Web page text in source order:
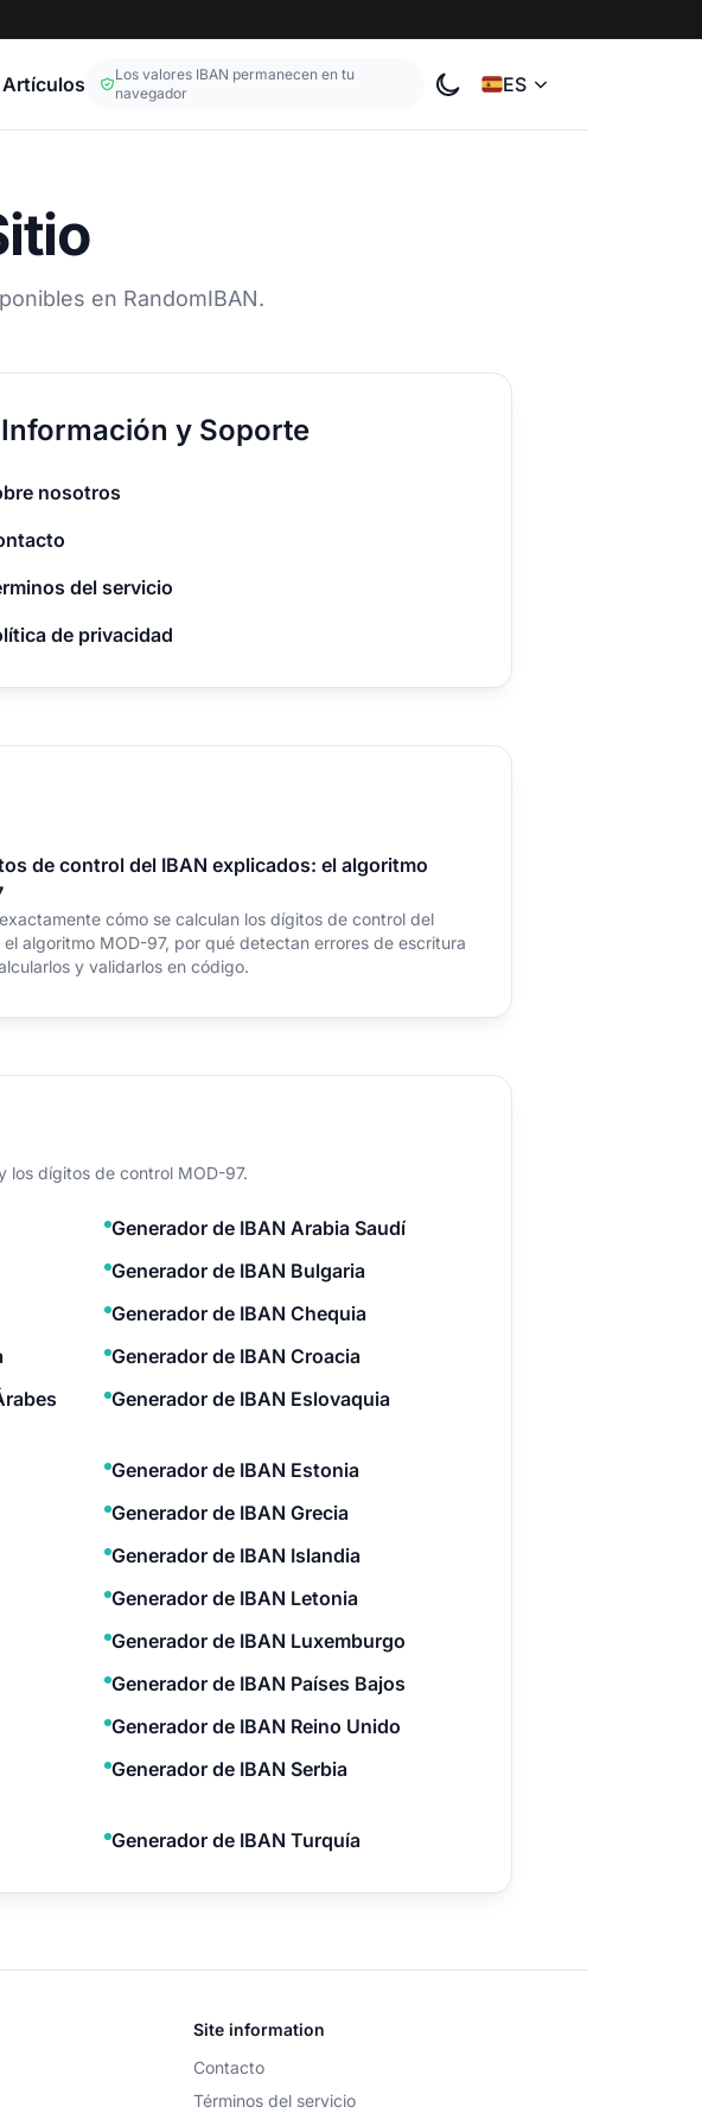
Artículos
Los valores IBAN permanecen en tu
navegador
ES
en RandomIBAN.
Información y Soporte
nosotros
del servicio
de privacidad
de control del IBAN explicados: el algoritmo
cómo se calculan los dígitos de control del
el algoritmo MOD-97, por qué detectan errores de escritura
y validarlos en código.
los dígitos de control MOD-97.
Generador de IBAN Arabia Saudí
Generador de IBAN Bulgaria
Generador de IBAN Chequia
Generador de IBAN Croacia
Generador de IBAN Eslovaquia
Generador de IBAN Estonia
Generador de IBAN Grecia
Generador de IBAN Islandia
Generador de IBAN Letonia
Generador de IBAN Luxemburgo
Generador de IBAN Países Bajos
Generador de IBAN Reino Unido
Generador de IBAN Serbia
Generador de IBAN Turquía
Site information
Contacto
Términos del servicio